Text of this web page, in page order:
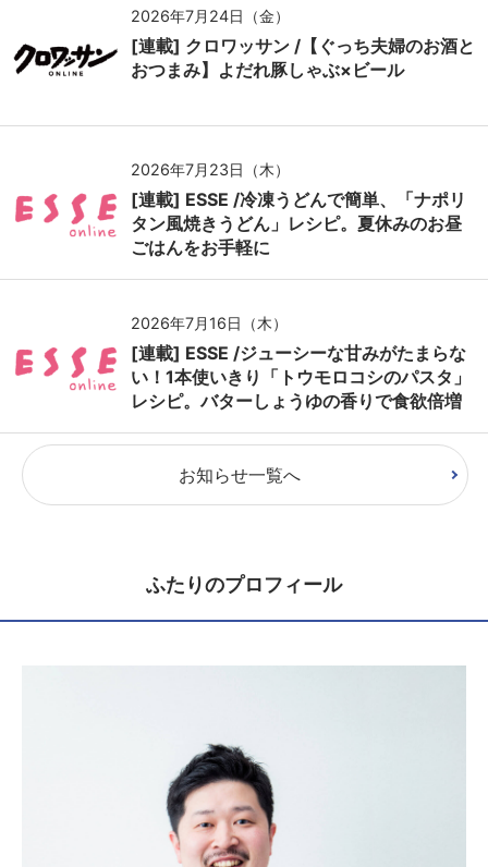
2026年7月24日（金）
[連載] クロワッサン /【ぐっち夫婦のお酒と
おつまみ】よだれ豚しゃぶ×ビール
2026年7月23日（木）
[連載] ESSE /冷凍うどんで簡単、「ナポリ
タン風焼きうどん」レシピ。夏休みのお昼
ごはんをお手軽に
2026年7月16日（木）
[連載] ESSE /ジューシーな甘みがたまらな
い！1本使いきり「トウモロコシのパスタ」
レシピ。バターしょうゆの香りで食欲倍増
お知らせ一覧へ
ふたりのプロフィール